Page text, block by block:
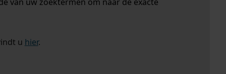
u hier.